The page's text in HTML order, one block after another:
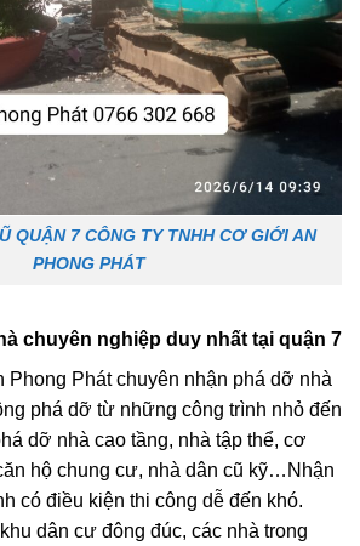
QUẬN 7 CÔNG TY TNHH CƠ GIỚI AN
PHONG PHÁT
chuyên nghiệp duy nhất tại quận 7
Phong Phát chuyên nhận phá dỡ nhà
phá dỡ từ những công trình nhỏ đến
dỡ nhà cao tầng, nhà tập thể, cơ
hộ chung cư, nhà dân cũ kỹ…Nhận
có điều kiện thi công dễ đến khó.
dân cư đông đúc, các nhà trong